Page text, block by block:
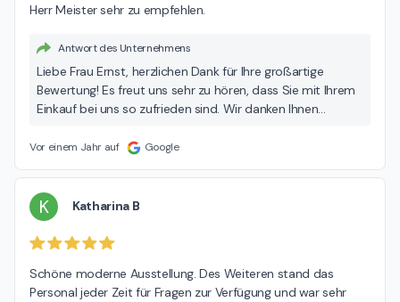
Herr Meister sehr zu empfehlen.
Antwort des Unternehmens
Liebe Frau Ernst, herzlichen Dank für Ihre großartige
Bewertung! Es freut uns sehr zu hören, dass Sie mit Ihrem
Einkauf bei uns so zufrieden sind. Wir danken Ihnen
wissen, dass er Ihnen eine hervorragende Beratung bieten
Sie in Zukunft weitere Fragen oder Anliegen haben, stehen
wir Ihnen jederzeit gerne zur Verfügung. Mit besten
Grüßen, Ihr MEDA Team
Vor einem Jahr auf Google
K Katharina B
Schöne moderne Ausstellung. Des Weiteren stand das
Personal jeder Zeit für Fragen zur Verfügung und war sehr